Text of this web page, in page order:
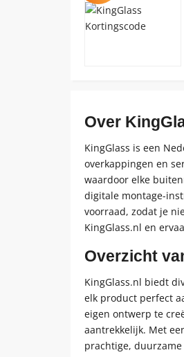
Over
KingGlass is een
overkappingen en
waardoor elke
digitale montage-
voorraad, zodat je
KingGlass.nl en
Overzicht
KingGlass.nl biedt
elk product perfect
eigen ontwerp te
aantrekkelijk. Met
prachtige,